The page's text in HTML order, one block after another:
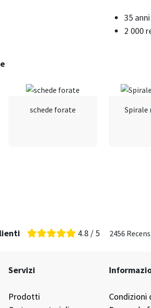
35
2 000
schede forate Spirale
4.8 / 5 2456
Servizi
Prodotti
Condizioni